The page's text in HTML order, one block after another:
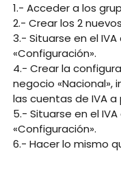
1.- Acceder a los
2.- Crear los 2 nuevos
3.- Situarse en el
«Configuración».
4.- Crear la
negocio «Nacional»,
las cuentas de IVA
5.- Situarse en el
«Configuración».
6.- Hacer lo mismo